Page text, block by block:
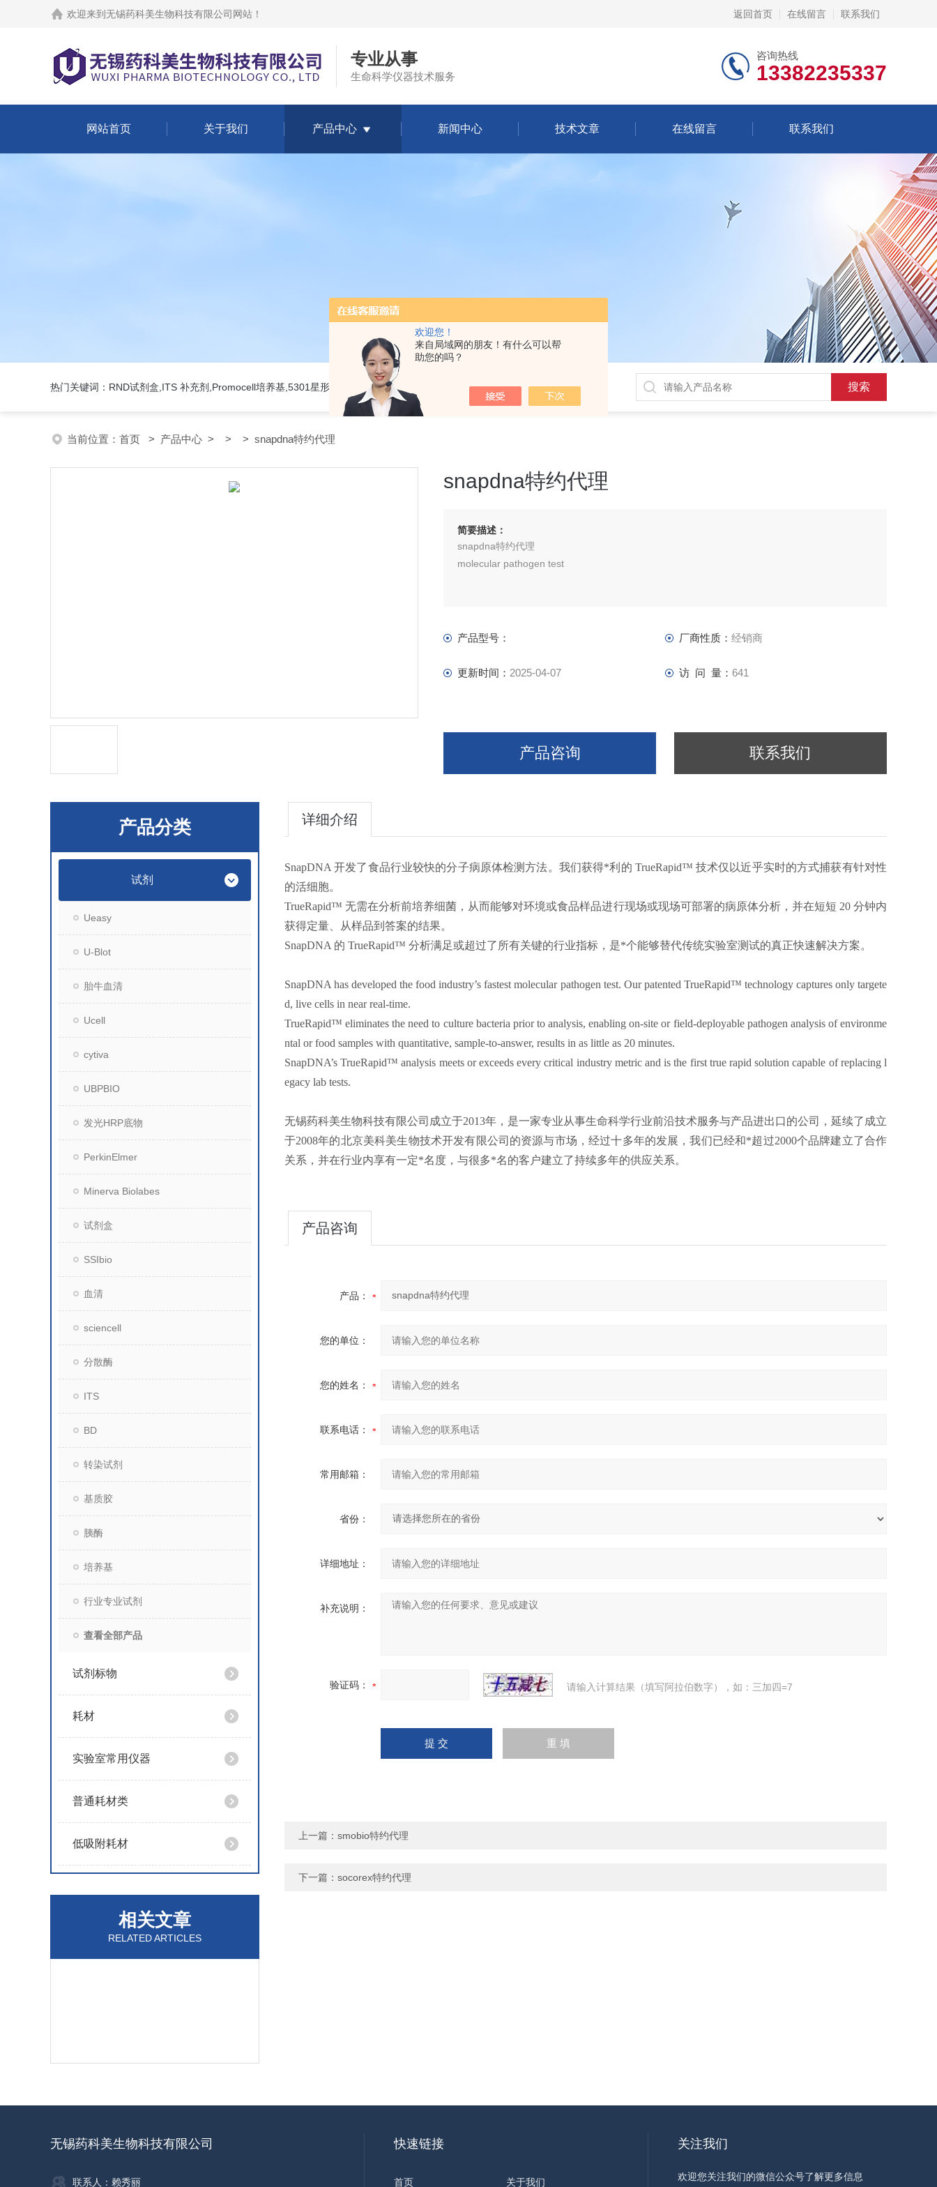
欢迎您！
来自局域网的朋友！有什么可以帮
助您的吗？
欢迎来到 无锡药科美生物科技有限公司网站 ！ 返回首页 在线留言 联系我们
专业从事
生命科学仪器技术服务
咨询热线
13382235337
网站首页 关于我们 产品中心 新闻中心 技术文章 在线留言 联系我们
热门关键词：RND试剂盒,ITS 补充剂,Promocell培养基,5301星形细胞培养基
当前位置： 首页 > 产品中心 > > > snapdna特约代理
snapdna特约代理
简要描述：
snapdna特约代理
molecular pathogen test
产品型号： 厂商性质： 经销商
更新时间： 2025-04-07 访 问 量： 641
产品咨询 联系我们
产品分类
试剂
Ueasy
U-Blot
胎牛血清
Ucell
cytiva
UBPBIO
发光HRP底物
PerkinElmer
Minerva Biolabes
试剂盒
SSIbio
血清
sciencell
分散酶
ITS
BD
转染试剂
基质胶
胰酶
培养基
行业专业试剂
查看全部产品
试剂标物
耗材
实验室常用仪器
普通耗材类
低吸附耗材
相关文章
RELATED ARTICLES
详细介绍
SnapDNA 开发了食品行业较快的分子病原体检测方法。我们获得*利的 TrueRapid™ 技术仅以近乎实时的方式捕获有针对性
的活细胞。
TrueRapid™ 无需在分析前培养细菌，从而能够对环境或食品样品进行现场或现场可部署的病原体分析，并在短短 20 分钟内
获得定量、从样品到答案的结果。
SnapDNA 的 TrueRapid™ 分析满足或超过了所有关键的行业指标，是*个能够替代传统实验室测试的真正快速解决方案。
SnapDNA has developed the food industry’s fastest molecular pathogen test. Our patented TrueRapid™ technology captures only targete
d, live cells in near real-time.
TrueRapid™ eliminates the need to culture bacteria prior to analysis, enabling on-site or field-deployable pathogen analysis of environme
ntal or food samples with quantitative, sample-to-answer, results in as little as 20 minutes.
SnapDNA’s TrueRapid™ analysis meets or exceeds every critical industry metric and is the first true rapid solution capable of replacing l
egacy lab tests.
无锡药科美生物科技有限公司成立于2013年，是一家专业从事生命科学行业前沿技术服务与产品进出口的公司，延续了成立
于2008年的北京美科美生物技术开发有限公司的资源与市场，经过十多年的发展，我们已经和*超过2000个品牌建立了合作
关系，并在行业内享有一定*名度，与很多*名的客户建立了持续多年的供应关系。
产品咨询
产品：
您的单位：
您的姓名：
联系电话：
常用邮箱：
省份：
详细地址：
补充说明：
验证码： 请输入计算结果（填写阿拉伯数字），如：三加四=7
上一篇： smobio特约代理
下一篇： socorex特约代理
无锡药科美生物科技有限公司
联系人：赖秀丽
快速链接
首页 关于我们
关注我们
欢迎您关注我们的微信公众号了解更多信息